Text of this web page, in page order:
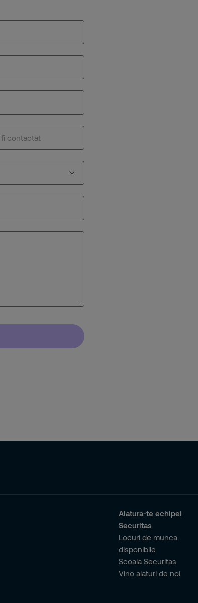
Alatura-te echipei
Securitas
Locuri de munca
disponibile
Scoala Securitas
Vino alaturi de noi